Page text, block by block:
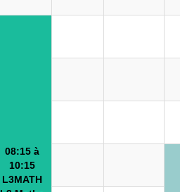
08:15 à
10:15
L3MATH